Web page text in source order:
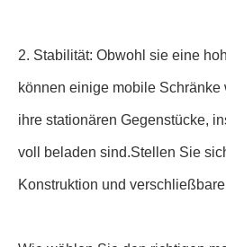
2. Stabilität: Obwohl sie eine
können einige mobile
ihre stationären Gegenstücke,
voll beladen sind.Stellen Sie
Konstruktion und